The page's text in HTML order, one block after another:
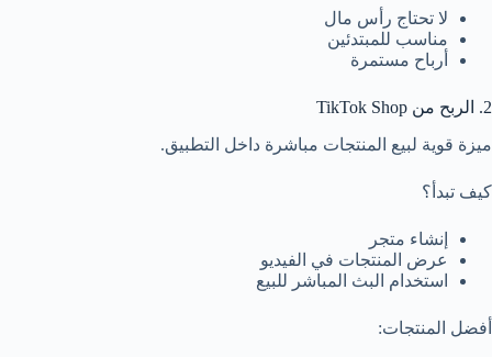
لا تحتاج رأس مال
مناسب للمبتدئين
أرباح مستمرة
2. الربح من TikTok Shop
ميزة قوية لبيع المنتجات مباشرة داخل التطبيق.
كيف تبدأ؟
إنشاء متجر
عرض المنتجات في الفيديو
استخدام البث المباشر للبيع
أفضل المنتجات: